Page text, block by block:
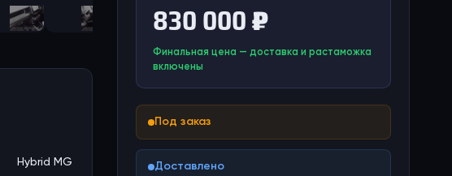
830 000 ₽
Финальная цена — доставка и растаможка
включены
Под заказ
Доставлено
Hybrid MG